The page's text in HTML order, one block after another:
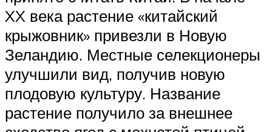
XX века растение «китайский
крыжовник» привезли в Новую
Зеландию. Местные селекционеры
улучшили вид, получив новую
плодовую культуру. Название
растение получило за внешнее